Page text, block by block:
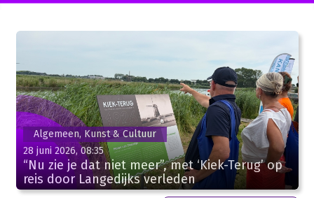
Algemeen, Kunst & Cultuur
28 juni 2026, 08:35
“Nu zie je dat niet meer”, met ‘Kiek-Terug’ op
reis door Langedijks verleden